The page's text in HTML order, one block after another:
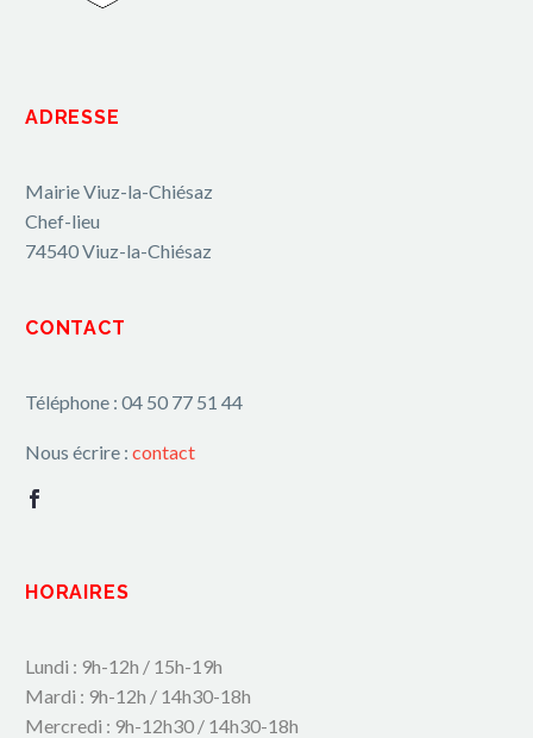
ADRESSE
Mairie Viuz-la-Chiésaz
Chef-lieu
74540 Viuz-la-Chiésaz
CONTACT
Téléphone : 04 50 77 51 44
Nous écrire : contact
HORAIRES
Lundi : 9h-12h / 15h-19h
Mardi : 9h-12h / 14h30-18h
Mercredi : 9h-12h30 / 14h30-18h